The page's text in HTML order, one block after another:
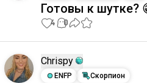
Готовы к шутке?
4 0
Chrispy
ENFP
Скорпион